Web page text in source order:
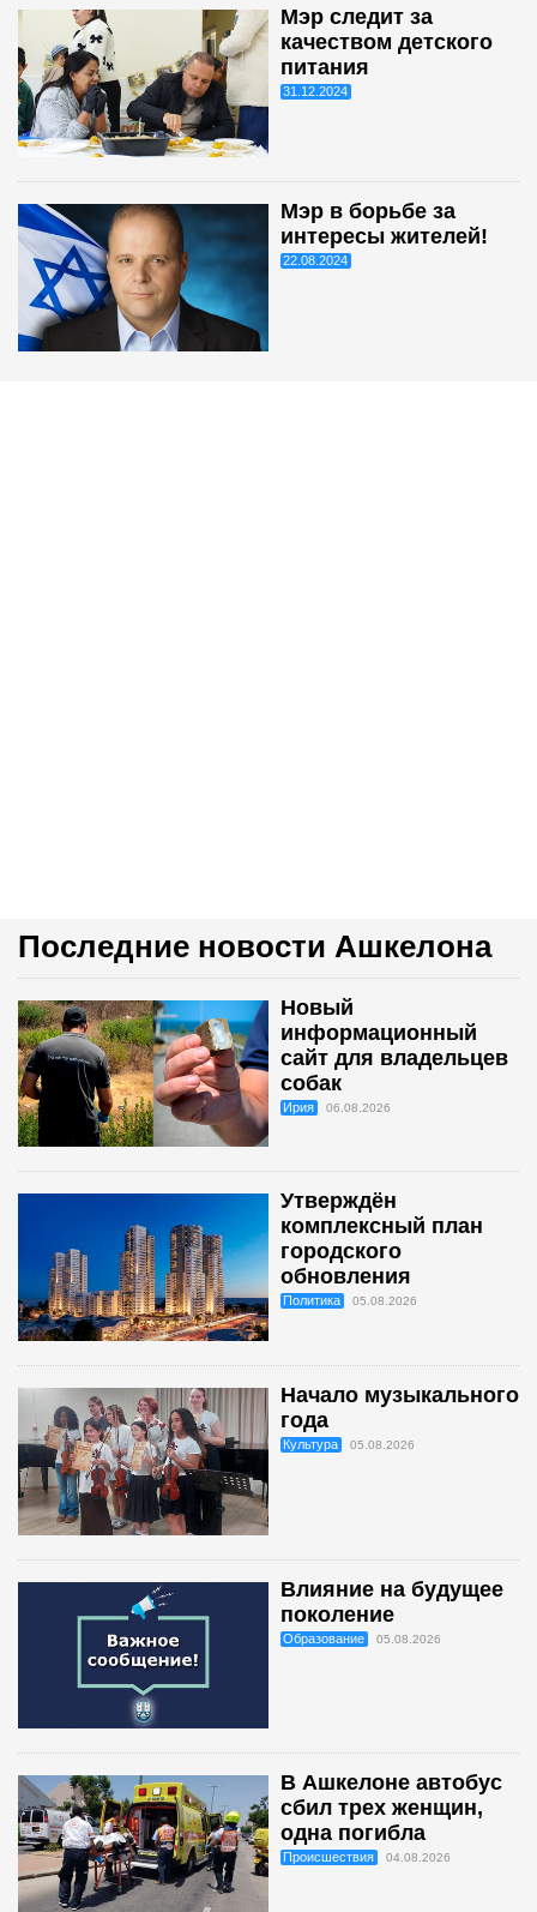
Мэр следит за
качеством детского
питания
31.12.2024
Мэр в борьбе за
интересы жителей!
22.08.2024
Последние новости Ашкелона
Новый
информационный
сайт для владельцев
собак
Ирия 06.08.2026
Утверждён
комплексный план
городского
обновления
Политика 05.08.2026
Начало музыкального
года
Культура 05.08.2026
Влияние на будущее
поколение
Образование 05.08.2026
В Ашкелоне автобус
сбил трех женщин,
одна погибла
Происшествия 04.08.2026